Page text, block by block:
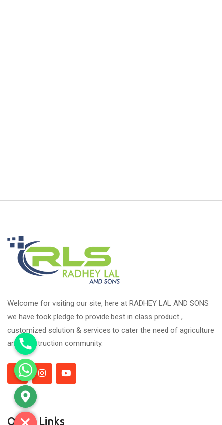
Welcome for visiting our site, here at RADHEY LAL AND SONS
we have took pledge to provide best in class product ,
customized solution & services to cater the need of agriculture
and construction community.
Quick Links